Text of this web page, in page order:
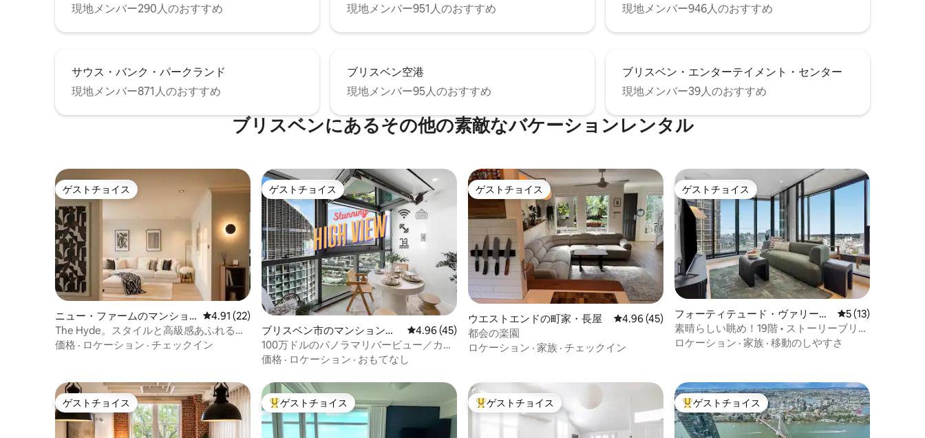
現地メンバー290人のおすすめ
現地メンバー951人のおすすめ
現地メンバー946人のおすすめ
サウス・バンク・パークランド
現地メンバー871人のおすすめ
ブリスベン空港
現地メンバー95人のおすすめ
ブリスベン・エンターテイメント・センター
現地メンバー39人のおすすめ
ブリスベンにあるその他の素敵なバケーションレンタル
ゲストチョイス
ゲストチョイス
ニュー・ファームのマンショ
ン・アパート
レビュー22件、5つ星中4.91つ星の平均評価
4.91 (22)
The Hyde。スタイルと高級感あふれる隠
れ家。
価格 · ロケーション · チェックイン
ゲストチョイス
ゲストチョイス
ブリスベン市のマンション・
アパート
レビュー45件、5つ星中4.96つ星の平均評価
4.96 (45)
100万ドルのパノラマリバービュー／カジ
ノ／デザイナー／CBD
価格 · ロケーション · おもてなし
ゲストチョイス
ゲストチョイス
ウエストエンドの町家・長屋 レビュー45件、5つ星中4.96つ星の平均評価
4.96 (45)
都会の楽園
ロケーション · 家族 · チェックイン
ゲストチョイス
ゲストチョイス
フォーティテュード・ヴァリーの
マンション・アパート
レビュー13件、5
5 (13)
素晴らしい眺め！19階 • ストーリーブリッ
ジの眺め
ロケーション · 家族 · 移動のしやすさ
ゲストチョイス
ゲストチョイス 大好評のゲストチョイスです。
ゲストチョイス 大好評のゲストチョイスです。
ゲストチョイス 大好評のゲストチョイスです。
ゲストチョイス